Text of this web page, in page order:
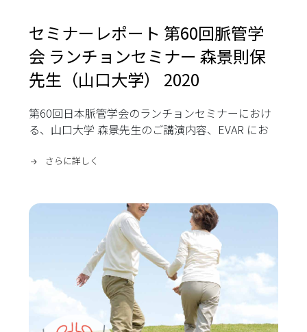
セミナーレポート 第60回脈管学
会 ランチョンセミナー 森景則保
先生（山口大学） 2020
第60回日本脈管学会のランチョンセミナーにおけ
る、山口大学 森景先生のご講演内容、EVAR にお
栓の有用性についてサマリーしたレポートです。
さらに詳しく